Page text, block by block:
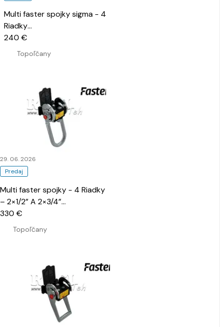
Multi faster spojky sigma - 4
Riadky…
Topoľčany
240 €
Predaj
29. 06. 2026
Multi faster spojky - 4 Riadky
– 2×1/2” A 2×3/4”…
Topoľčany
330 €